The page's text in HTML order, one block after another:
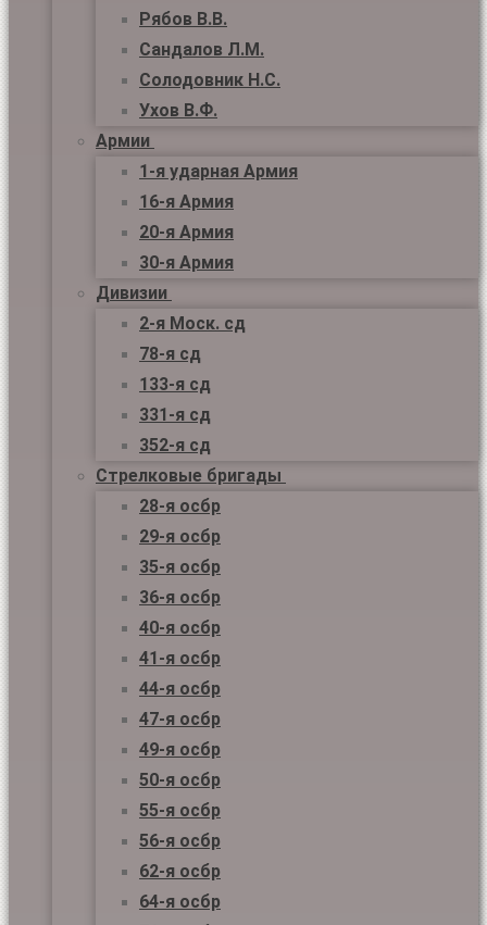
Рябов В.В.
Сандалов Л.М.
Солодовник Н.С.
Ухов В.Ф.
Армии
1-я ударная Армия
16-я Армия
20-я Армия
30-я Армия
Дивизии
2-я Моск. сд
78-я сд
133-я сд
331-я сд
352-я сд
Стрелковые бригады
28-я осбр
29-я осбр
35-я осбр
36-я осбр
40-я осбр
41-я осбр
44-я осбр
47-я осбр
49-я осбр
50-я осбр
55-я осбр
56-я осбр
62-я осбр
64-я осбр